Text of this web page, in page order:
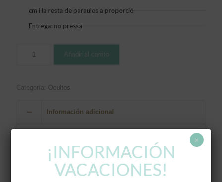
cm i la resta de paraules a proporció
Entrega: no pressa
Añadir al carrito
Categoría: Ocultos
Información adicional
Dimensiones
¡INFORMACIÓN
VACACIONES!
×